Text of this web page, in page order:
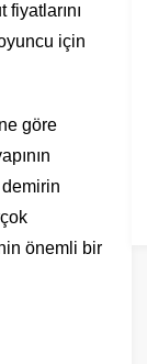
için
göre
önemli bir